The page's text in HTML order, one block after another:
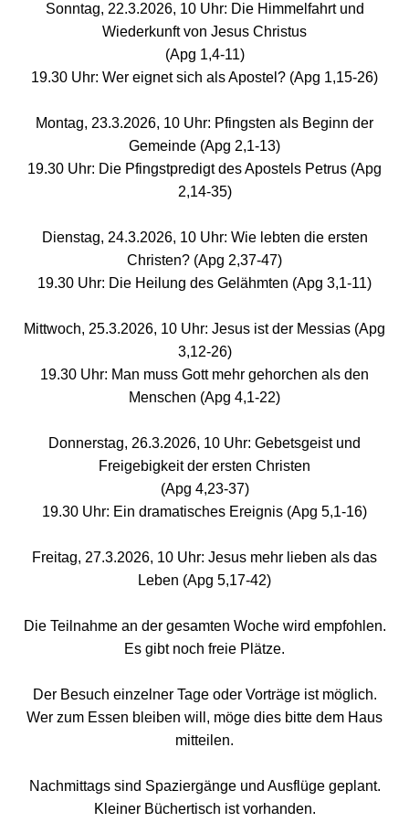
Sonntag, 22.3.2026, 10 Uhr: Die Himmelfahrt und
Wiederkunft von Jesus Christus
(Apg 1,4-11)
19.30 Uhr: Wer eignet sich als Apostel? (Apg 1,15-26)
Montag, 23.3.2026, 10 Uhr: Pfingsten als Beginn der
Gemeinde (Apg 2,1-13)
19.30 Uhr: Die Pfingstpredigt des Apostels Petrus (Apg
2,14-35)
Dienstag, 24.3.2026, 10 Uhr: Wie lebten die ersten
Christen? (Apg 2,37-47)
19.30 Uhr: Die Heilung des Gelähmten (Apg 3,1-11)
Mittwoch, 25.3.2026, 10 Uhr: Jesus ist der Messias (Apg
3,12-26)
19.30 Uhr: Man muss Gott mehr gehorchen als den
Menschen (Apg 4,1-22)
Donnerstag, 26.3.2026, 10 Uhr: Gebetsgeist und
Freigebigkeit der ersten Christen
(Apg 4,23-37)
19.30 Uhr: Ein dramatisches Ereignis (Apg 5,1-16)
Freitag, 27.3.2026, 10 Uhr: Jesus mehr lieben als das
Leben (Apg 5,17-42)
Die Teilnahme an der gesamten Woche wird empfohlen.
Es gibt noch freie Plätze.
Der Besuch einzelner Tage oder Vorträge ist möglich.
Wer zum Essen bleiben will, möge dies bitte dem Haus
mitteilen.
Nachmittags sind Spaziergänge und Ausflüge geplant.
Kleiner Büchertisch ist vorhanden.